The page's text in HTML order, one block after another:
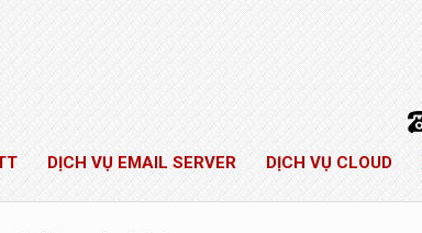
DỊCH VỤ EMAIL SERVER DỊCH VỤ CLOUD